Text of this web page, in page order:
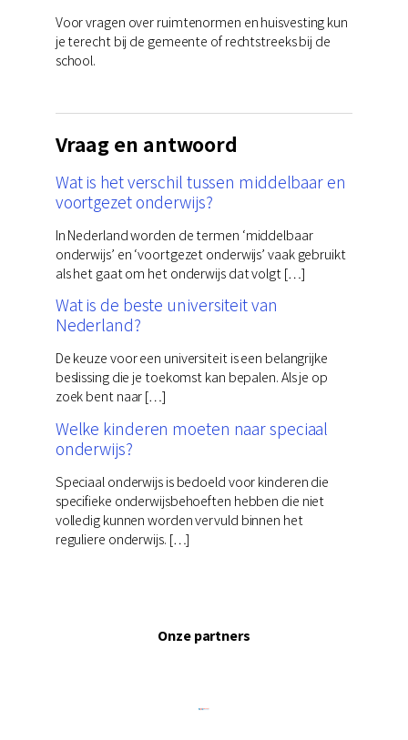
Voor vragen over ruimtenormen en huisvesting kun
je terecht bij de gemeente of rechtstreeks bij de
school.
Vraag en antwoord
Wat is het verschil tussen middelbaar en
voortgezet onderwijs?
In Nederland worden de termen ‘middelbaar
onderwijs’ en ‘voortgezet onderwijs’ vaak gebruikt
als het gaat om het onderwijs dat volgt […]
Wat is de beste universiteit van
Nederland?
De keuze voor een universiteit is een belangrijke
beslissing die je toekomst kan bepalen. Als je op
zoek bent naar […]
Welke kinderen moeten naar speciaal
onderwijs?
Speciaal onderwijs is bedoeld voor kinderen die
specifieke onderwijsbehoeften hebben die niet
volledig kunnen worden vervuld binnen het
reguliere onderwijs. […]
Onze partners